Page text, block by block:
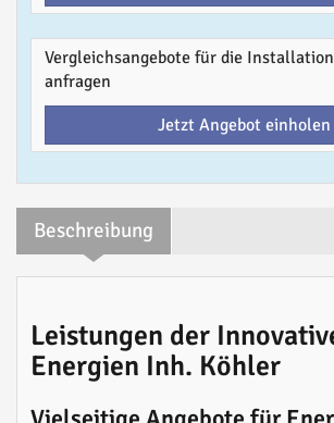
Vergleichsangebote für die
anfragen
Jetzt Angebot einholen
Beschreibung
Leistungen der
Energien Inh. Köhler